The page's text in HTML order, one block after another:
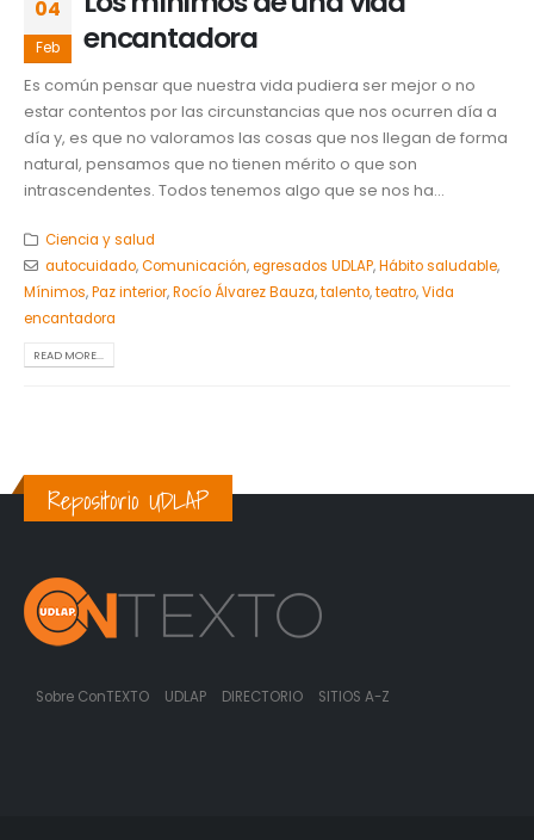
04
Feb
encantadora
Es común pensar que nuestra vida pudiera ser mejor o no
estar contentos por las circunstancias que nos ocurren día a
día y, es que no valoramos las cosas que nos llegan de forma
natural, pensamos que no tienen mérito o que son
intrascendentes. Todos tenemos algo que se nos ha...
Ciencia y salud
autocuidado,Comunicación,egresados UDLAP,Hábito saludable,
Mínimos,Paz interior,Rocío Álvarez Bauza,talento,teatro,Vida
encantadora
READ MORE...
Repositorio UDLAP
Sobre ConTEXTO UDLAP DIRECTORIO SITIOS A-Z